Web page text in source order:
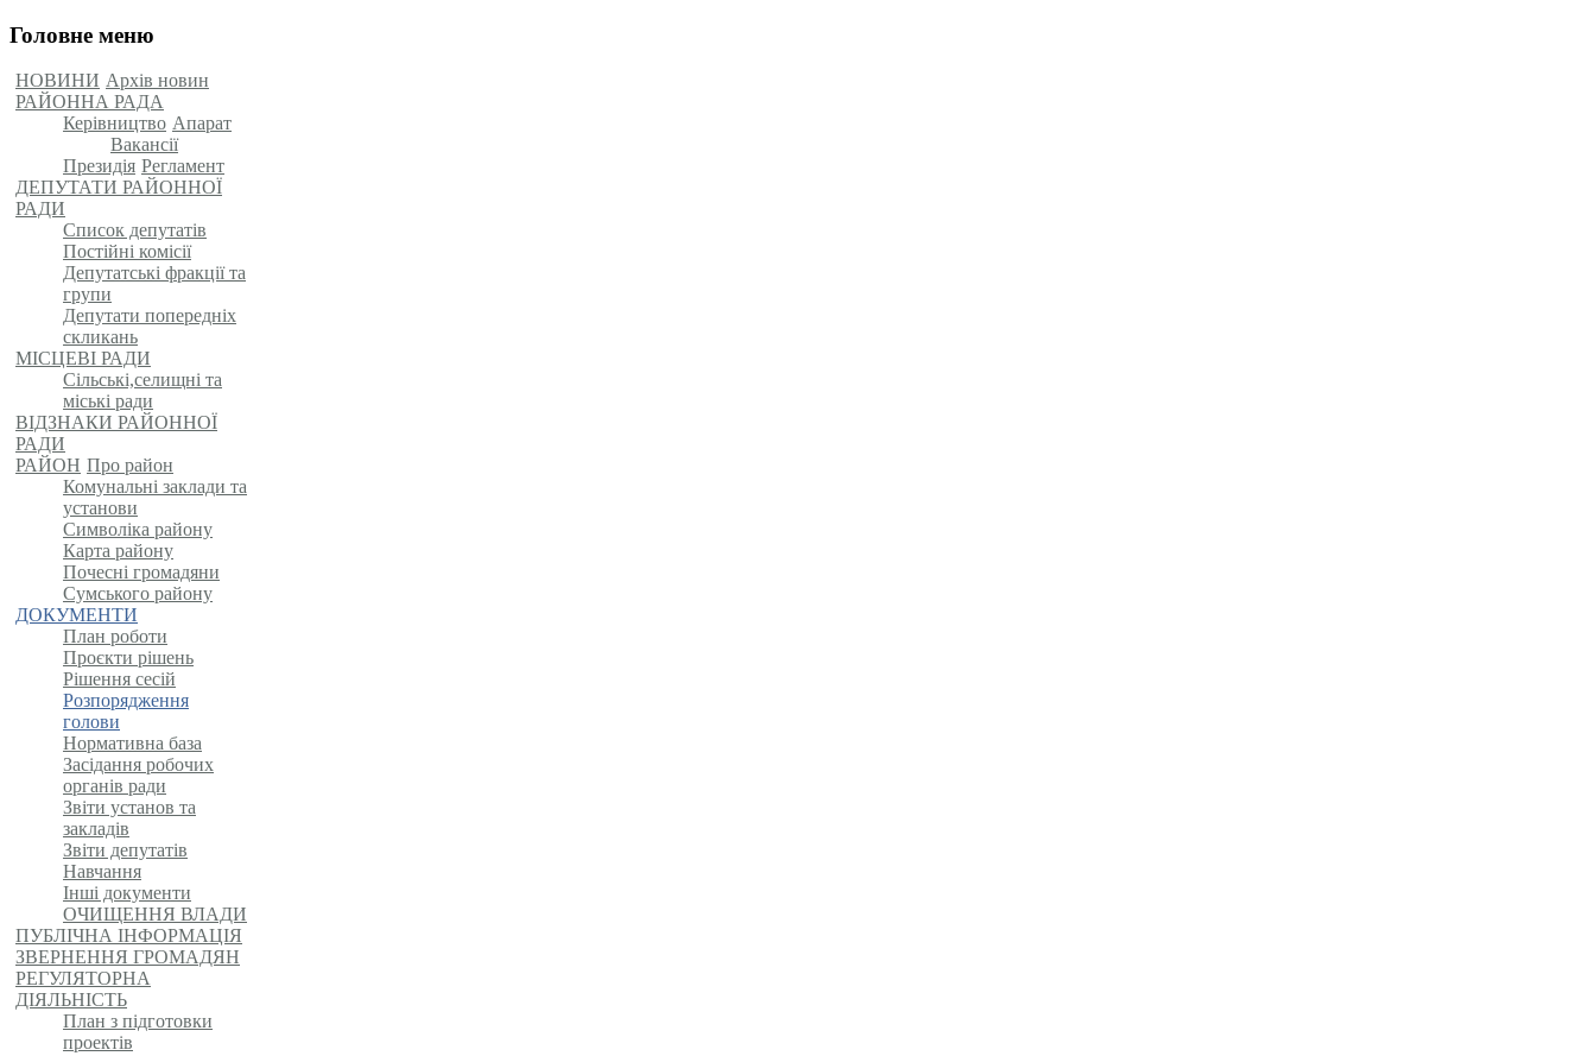
Головне меню
НОВИНИ Архів новин
РАЙОННА РАДА
Керівництво Апарат
Вакансії
Президія Регламент
ДЕПУТАТИ РАЙОННОЇ
РАДИ
Список депутатів
Постійні комісії
Депутатські фракції та
групи
Депутати попередніх
скликань
МІСЦЕВІ РАДИ
Сільські,селищні та
міські ради
ВІДЗНАКИ РАЙОННОЇ
РАДИ
РАЙОН Про район
Комунальні заклади та
установи
Символіка району
Карта району
Почесні громадяни
Сумського району
ДОКУМЕНТИ
План роботи
Проєкти рішень
Рішення сесій
Розпорядження
голови
Нормативна база
Засідання робочих
органів ради
Звіти установ та
закладів
Звіти депутатів
Навчання
Інші документи
ОЧИЩЕННЯ ВЛАДИ
ПУБЛІЧНА ІНФОРМАЦІЯ
ЗВЕРНЕННЯ ГРОМАДЯН
РЕГУЛЯТОРНА
ДІЯЛЬНІСТЬ
План з підготовки
проектів